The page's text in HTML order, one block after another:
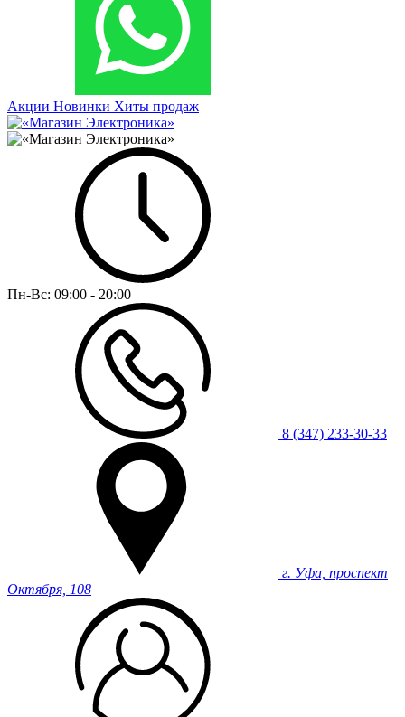
Акции Новинки Хиты продаж
Пн-Вс: 09:00 - 20:00
8 (347) 233-30-33
г. Уфа, проспект
Октября, 108